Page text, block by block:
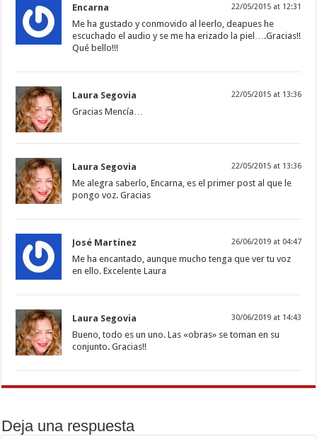
Encarna 22/05/2015 at 12:31
Me ha gustado y conmovido al leerlo, deapues he
escuchado el audio y se me ha erizado la piel….Gracias!!
Qué bello!!!
Laura Segovia 22/05/2015 at 13:36
Gracias Mencía…
Laura Segovia 22/05/2015 at 13:36
Me alegra saberlo, Encarna, es el primer post al que le
pongo voz. Gracias
José Martínez 26/06/2019 at 04:47
Me ha encantado, aunque mucho tenga que ver tu voz
en ello. Excelente Laura
Laura Segovia 30/06/2019 at 14:43
Bueno, todo es un uno. Las «obras» se toman en su
conjunto. Gracias!!
Deja una respuesta